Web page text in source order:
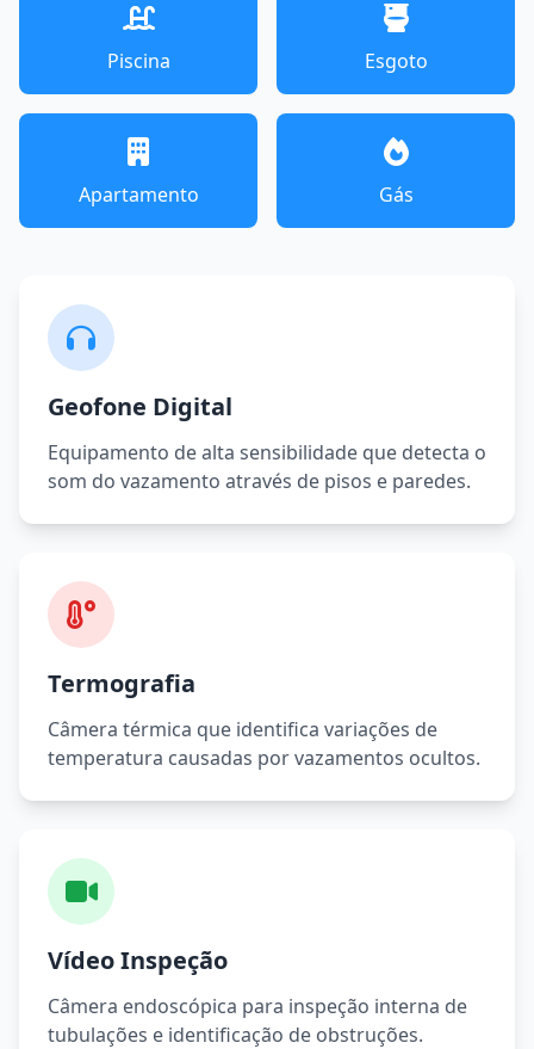
Piscina Esgoto
Apartamento Gás
Geofone Digital
Equipamento de alta sensibilidade que detecta o
som do vazamento através de pisos e paredes.
Termografia
Câmera térmica que identifica variações de
temperatura causadas por vazamentos ocultos.
Vídeo Inspeção
Câmera endoscópica para inspeção interna de
tubulações e identificação de obstruções.